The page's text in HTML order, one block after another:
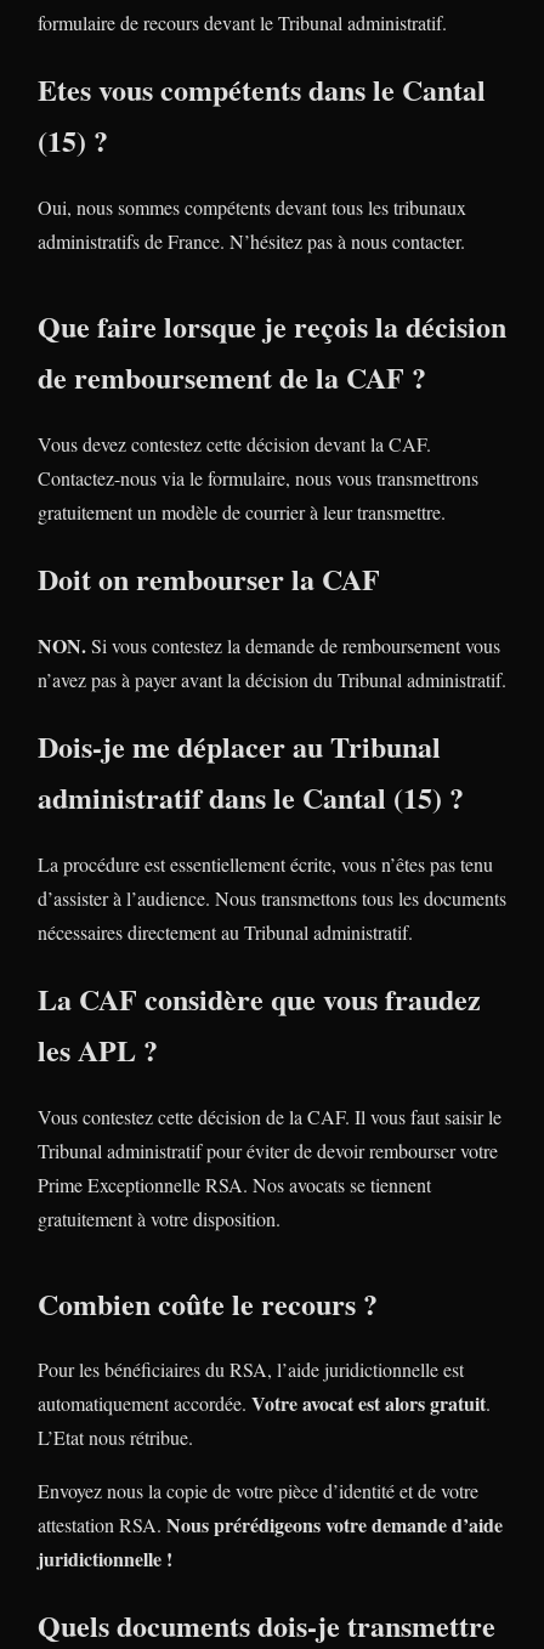
formulaire de recours devant le Tribunal administratif.
Etes vous compétents dans le Cantal
(15) ?
Oui, nous sommes compétents devant tous les tribunaux
administratifs de France. N’hésitez pas à nous contacter.
Que faire lorsque je reçois la décision
de remboursement de la CAF ?
Vous devez contestez cette décision devant la CAF.
Contactez-nous via le formulaire, nous vous transmettrons
gratuitement un modèle de courrier à leur transmettre.
Doit on rembourser la CAF
NON.Si vous contestez la demande de remboursement vous
n’avez pas à payer avant la décision du Tribunal administratif.
Dois-je me déplacer au Tribunal
administratif dans le Cantal (15) ?
La procédure est essentiellement écrite, vous n’êtes pas tenu
d’assister à l’audience. Nous transmettons tous les documents
nécessaires directement au Tribunal administratif.
La CAF considère que vous fraudez
les APL ?
Vous contestez cette décision de la CAF. Il vous faut saisir le
Tribunal administratif pour éviter de devoir rembourser votre
Prime Exceptionnelle RSA. Nos avocats se tiennent
gratuitement à votre disposition.
Combien coûte le recours ?
Pour les bénéficiaires du RSA, l’aide juridictionnelle est
automatiquement accordée. Votre avocat est alors gratuit.
L’Etat nous rétribue.
Envoyez nous la copie de votre pièce d’identité et de votre
attestation RSA. Nous prérédigeons votre demande d’aide
juridictionnelle !
Quels documents dois-je transmettre